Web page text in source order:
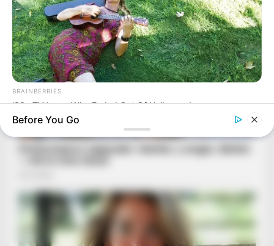
BRAINBERRIES
’90s TV Icons Who Faded Out Of Hollywood
Before You Go